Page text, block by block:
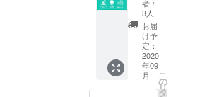
ます。
■BBQ
オフ会
参加
券-10/1
8開催※
雨天は
別の内
ルバム
■ランダ
ムピン
チェキ
（サイ
ン入
り） ■
限定T
者：
3人
お届
け予
定：
2020
年09
月
こ
の
リ
タ